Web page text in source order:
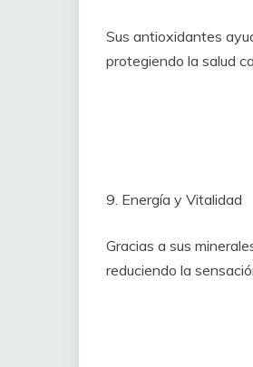
Sus antioxidantes
protegiendo la salud
9. Energía y Vitalidad
Gracias a sus
reduciendo la